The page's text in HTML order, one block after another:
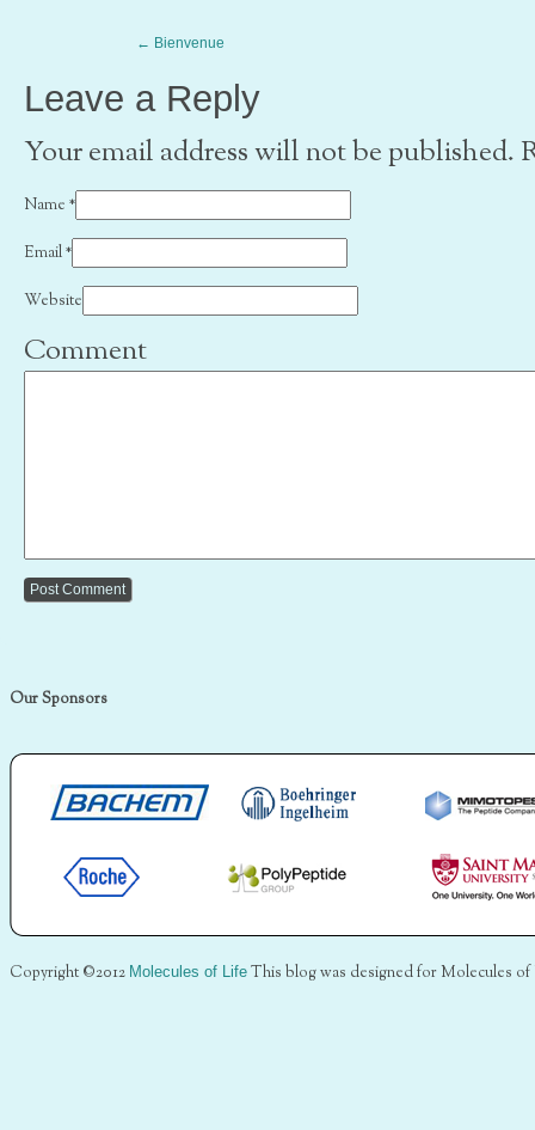
← Bienvenue
Leave a Reply
Your email address will not be published.
Name *
Email*
Website
Comment
Our Sponsors
Copyright ©2012 Molecules of Life This blog was designed for Molecules of